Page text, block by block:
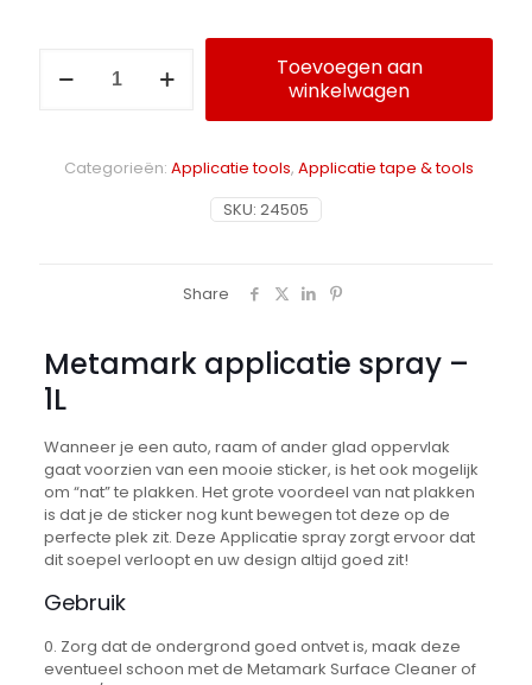
applicatie
Toevoegen aan
winkelwagen
Alternative:
SKU: 24505
Categorieën: Applicatie tools, Applicatie tape & tools
Share
Metamark applicatie spray –
1L
Wanneer je een auto, raam of ander glad oppervlak
gaat voorzien van een mooie sticker, is het ook mogelijk
om “nat” te plakken. Het grote voordeel van nat plakken
is dat je de sticker nog kunt bewegen tot deze op de
perfecte plek zit. Deze Applicatie spray zorgt ervoor dat
dit soepel verloopt en uw design altijd goed zit!
Gebruik
0. Zorg dat de ondergrond goed ontvet is, maak deze
eventueel schoon met de Metamark Surface Cleaner of